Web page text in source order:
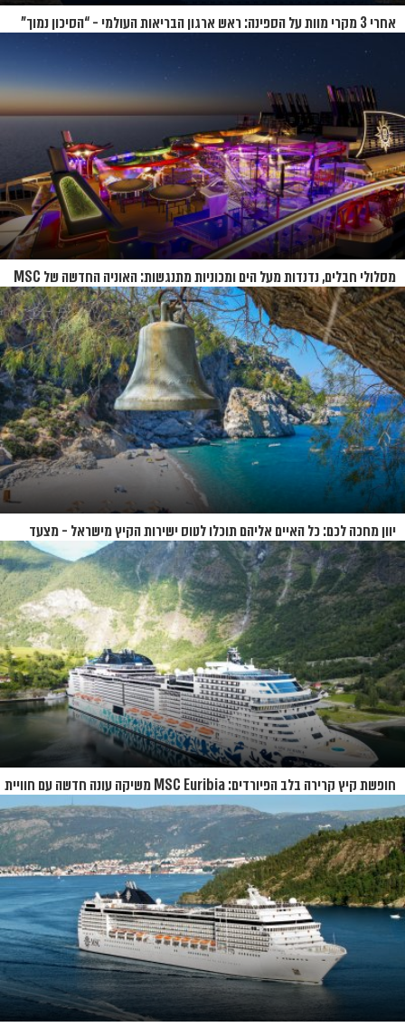
אחרי 3 מקרי מוות על הספינה: ראש ארגון הבריאות העולמי - “הסיכון נמוך”
מסלולי חבלים, נדנדות מעל הים ומכוניות מתנגשות: האוניה החדשה של MSC
נחשפת
יוון מחכה לכם: כל האיים אליהם תוכלו לטוס ישירות הקיץ מישראל - מצעד
האיים של קיץ 2026
חופשת קיץ קרירה בלב הפיורדים: MSC Euribia משיקה עונה חדשה עם חוויית
קרוז רחבת היקף